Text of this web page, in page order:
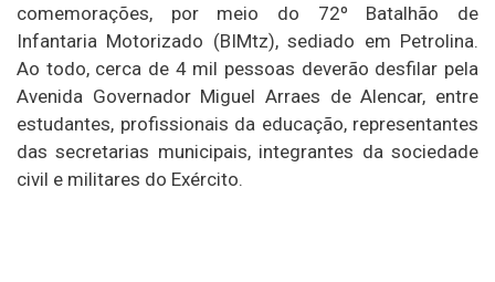
comemorações, por meio do 72º Batalhão de
Infantaria Motorizado (BIMtz), sediado em Petrolina.
Ao todo, cerca de 4 mil pessoas deverão desfilar pela
Avenida Governador Miguel Arraes de Alencar, entre
estudantes, profissionais da educação, representantes
das secretarias municipais, integrantes da sociedade
civil e militares do Exército.